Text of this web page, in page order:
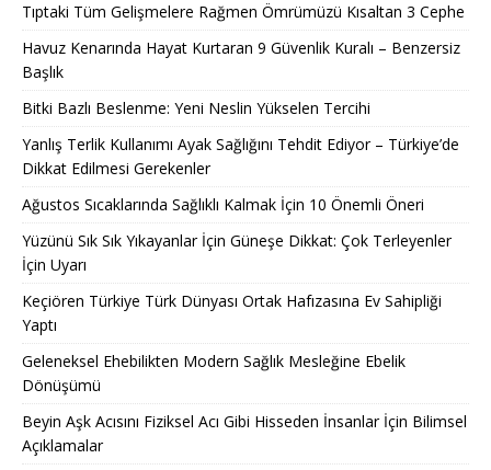
Tıptaki Tüm Gelişmelere Rağmen Ömrümüzü Kısaltan 3 Cephe
Havuz Kenarında Hayat Kurtaran 9 Güvenlik Kuralı – Benzersiz
Başlık
Bitki Bazlı Beslenme: Yeni Neslin Yükselen Tercihi
Yanlış Terlik Kullanımı Ayak Sağlığını Tehdit Ediyor – Türkiye’de
Dikkat Edilmesi Gerekenler
Ağustos Sıcaklarında Sağlıklı Kalmak İçin 10 Önemli Öneri
Yüzünü Sık Sık Yıkayanlar İçin Güneşe Dikkat: Çok Terleyenler
İçin Uyarı
Keçiören Türkiye Türk Dünyası Ortak Hafızasına Ev Sahipliği
Yaptı
Geleneksel Ehebilikten Modern Sağlık Mesleğine Ebelik
Dönüşümü
Beyin Aşk Acısını Fiziksel Acı Gibi Hisseden İnsanlar İçin Bilimsel
Açıklamalar